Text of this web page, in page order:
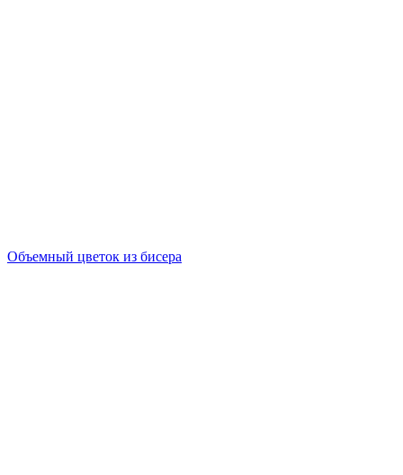
Объемный цветок из бисера